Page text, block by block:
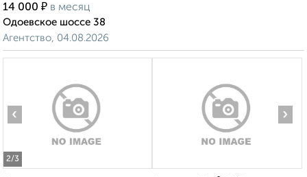
14 000 ₽ в месяц
Одоевское шоссе 38
Агентство, 04.08.2026
2/3
‹ ›